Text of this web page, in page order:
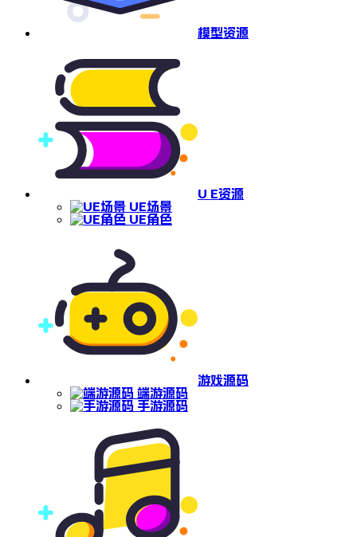
模型资源
U E资源
UE场景
UE角色
游戏源码
端游源码
手游源码